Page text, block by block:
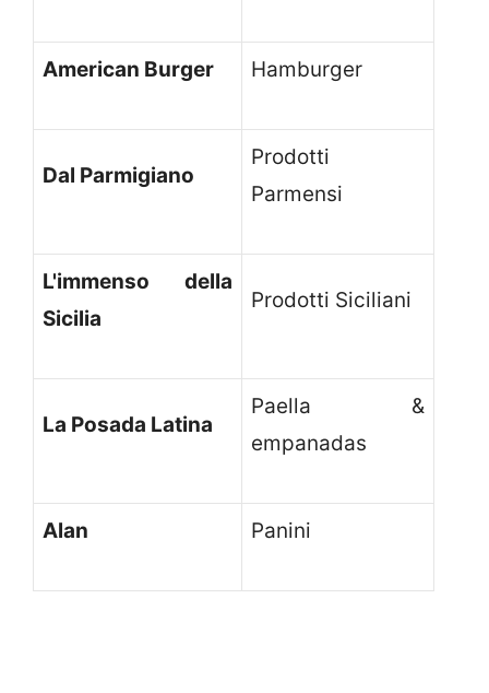
American Burger Hamburger
Dal Parmigiano
Prodotti
Parmensi
L'immenso della
Sicilia
Prodotti Siciliani
La Posada Latina
Paella &
empanadas
Alan Panini